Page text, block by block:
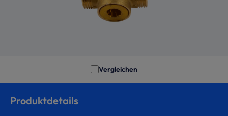
Vergleichen
Produktdetails